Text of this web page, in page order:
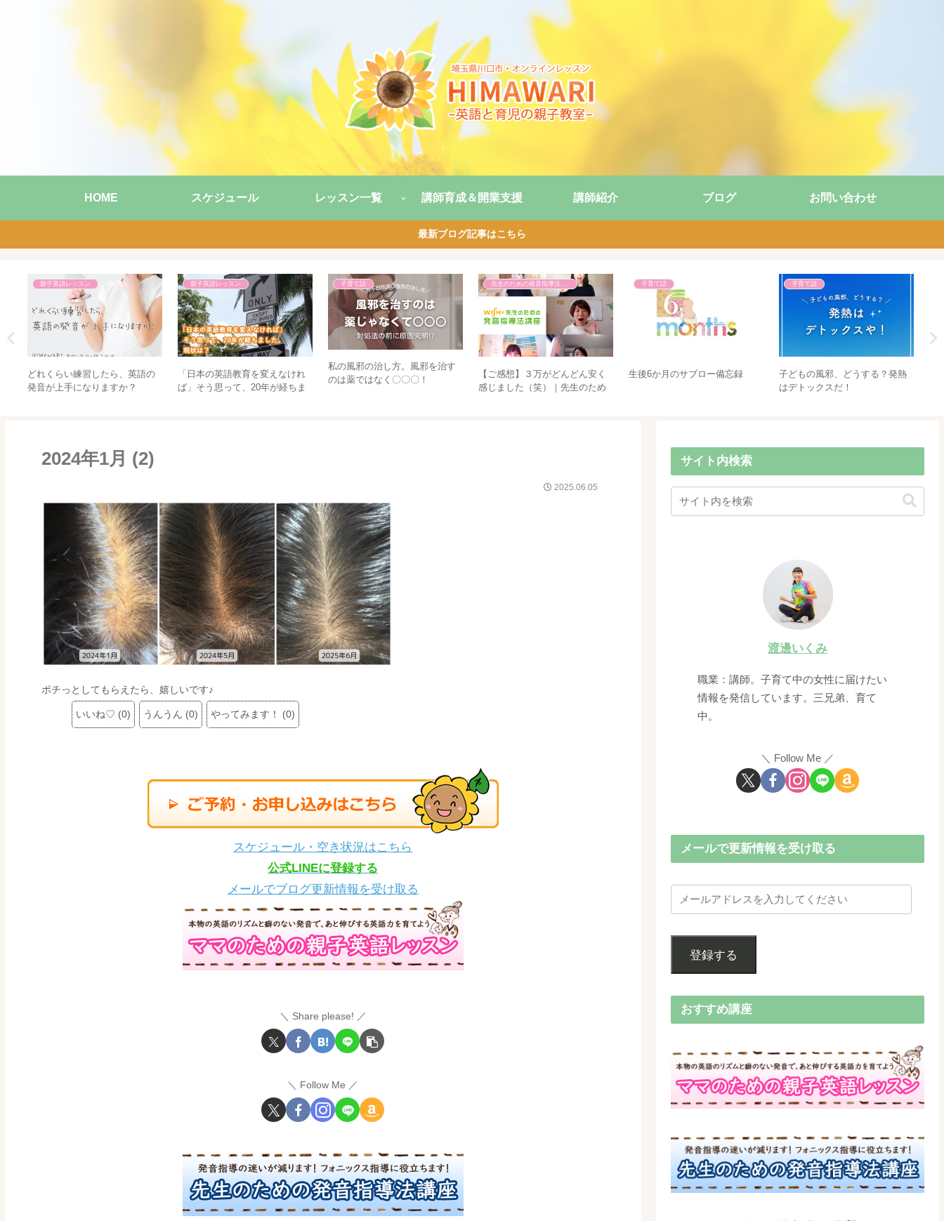
HOME スケジュール レッスン一覧 講師育成＆開業支援 講師紹介 ブログ お問い合わせ
最新ブログ記事はこちら
親子英語レッスン
どれくらい練習したら、英語の
発音が上手になりますか？
親子英語レッスン
「日本の英語教育を変えなけれ
ば」そう思って、20年が経ちま
子育て話
私の風邪の治し方。風邪を治す
のは薬ではなく〇〇〇！
【ご感想】３万がどんどん安く
感じました（笑）｜先生のため
子育て話
生後6か月のサブロー備忘録
子育て話
子どもの風邪、どうする？発熱
はデトックスだ！
2024年1月 (2)
2025.06.05
ポチっとしてもらえたら、嬉しいです♪
いいね♡ (0) うんうん (0) やってみます！ (0)
スケジュール・空き状況はこちら
公式LINEに登録する
メールでブログ更新情報を受け取る
Share please!
Follow Me
サイト内検索
渡邊いくみ
職業：講師。子育て中の女性に届けたい
情報を発信しています。三兄弟、育て
中。
Follow Me
メールで更新情報を受け取る
登録する
おすすめ講座